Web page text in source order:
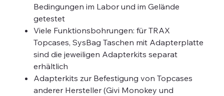
Bedingungen im Labor und im Gelände
getestet
Viele Funktionsbohrungen: für TRAX
Topcases, SysBag Taschen mit Adapterplatte
sind die jeweiligen Adapterkits separat
erhältlich
Adapterkits zur Befestigung von Topcases
anderer Hersteller (Givi Monokey und